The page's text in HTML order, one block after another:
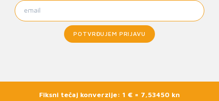
POTVRĐUJEM PRIJAVU
Fiksni tečaj konverzije: 1 € = 7,53450 kn